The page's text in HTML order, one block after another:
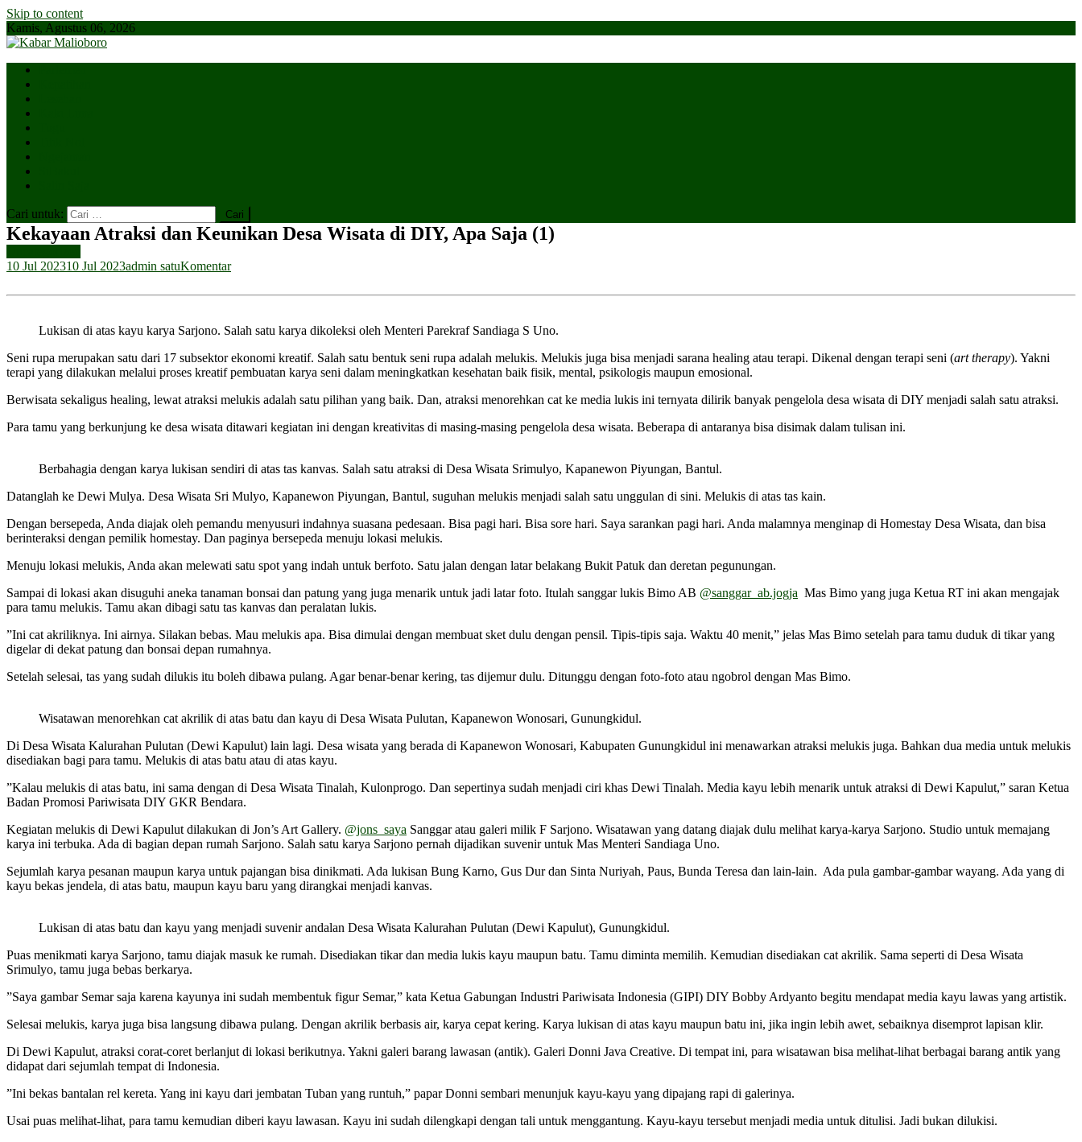
Skip to content
Kamis, Agustus 06, 2026
Cari untuk:
Kekayaan Atraksi dan Keunikan Desa Wisata di DIY, Apa Saja (1)
10 Jul 202310 Jul 2023admin satuKomentar
Lukisan di atas kayu karya Sarjono. Salah satu karya dikoleksi oleh Menteri Parekraf Sandiaga S Uno.
Seni rupa merupakan satu dari 17 subsektor ekonomi kreatif. Salah satu bentuk seni rupa adalah melukis. Melukis juga bisa menjadi sarana healing atau terapi. Dikenal dengan terapi seni (art therapy). Yakni
terapi yang dilakukan melalui proses kreatif pembuatan karya seni dalam meningkatkan kesehatan baik fisik, mental, psikologis maupun emosional.
Berwisata sekaligus healing, lewat atraksi melukis adalah satu pilihan yang baik. Dan, atraksi menorehkan cat ke media lukis ini ternyata dilirik banyak pengelola desa wisata di DIY menjadi salah satu atraksi.
Para tamu yang berkunjung ke desa wisata ditawari kegiatan ini dengan kreativitas di masing-masing pengelola desa wisata. Beberapa di antaranya bisa disimak dalam tulisan ini.
Berbahagia dengan karya lukisan sendiri di atas tas kanvas. Salah satu atraksi di Desa Wisata Srimulyo, Kapanewon Piyungan, Bantul.
Datanglah ke Dewi Mulya. Desa Wisata Sri Mulyo, Kapanewon Piyungan, Bantul, suguhan melukis menjadi salah satu unggulan di sini. Melukis di atas tas kain.
Dengan bersepeda, Anda diajak oleh pemandu menyusuri indahnya suasana pedesaan. Bisa pagi hari. Bisa sore hari. Saya sarankan pagi hari. Anda malamnya menginap di Homestay Desa Wisata, dan bisa
berinteraksi dengan pemilik homestay. Dan paginya bersepeda menuju lokasi melukis.
Menuju lokasi melukis, Anda akan melewati satu spot yang indah untuk berfoto. Satu jalan dengan latar belakang Bukit Patuk dan deretan pegunungan.
Sampai di lokasi akan disuguhi aneka tanaman bonsai dan patung yang juga menarik untuk jadi latar foto. Itulah sanggar lukis Bimo AB @sanggar_ab.jogja Mas Bimo yang juga Ketua RT ini akan mengajak
para tamu melukis. Tamu akan dibagi satu tas kanvas dan peralatan lukis.
”Ini cat akriliknya. Ini airnya. Silakan bebas. Mau melukis apa. Bisa dimulai dengan membuat sket dulu dengan pensil. Tipis-tipis saja. Waktu 40 menit,” jelas Mas Bimo setelah para tamu duduk di tikar yang
digelar di dekat patung dan bonsai depan rumahnya.
Setelah selesai, tas yang sudah dilukis itu boleh dibawa pulang. Agar benar-benar kering, tas dijemur dulu. Ditunggu dengan foto-foto atau ngobrol dengan Mas Bimo.
Wisatawan menorehkan cat akrilik di atas batu dan kayu di Desa Wisata Pulutan, Kapanewon Wonosari, Gunungkidul.
Di Desa Wisata Kalurahan Pulutan (Dewi Kapulut) lain lagi. Desa wisata yang berada di Kapanewon Wonosari, Kabupaten Gunungkidul ini menawarkan atraksi melukis juga. Bahkan dua media untuk melukis
disediakan bagi para tamu. Melukis di atas batu atau di atas kayu.
”Kalau melukis di atas batu, ini sama dengan di Desa Wisata Tinalah, Kulonprogo. Dan sepertinya sudah menjadi ciri khas Dewi Tinalah. Media kayu lebih menarik untuk atraksi di Dewi Kapulut,” saran Ketua
Badan Promosi Pariwisata DIY GKR Bendara.
Kegiatan melukis di Dewi Kapulut dilakukan di Jon’s Art Gallery. @jons_saya Sanggar atau galeri milik F Sarjono. Wisatawan yang datang diajak dulu melihat karya-karya Sarjono. Studio untuk memajang
karya ini terbuka. Ada di bagian depan rumah Sarjono. Salah satu karya Sarjono pernah dijadikan suvenir untuk Mas Menteri Sandiaga Uno.
Sejumlah karya pesanan maupun karya untuk pajangan bisa dinikmati. Ada lukisan Bung Karno, Gus Dur dan Sinta Nuriyah, Paus, Bunda Teresa dan lain-lain. Ada pula gambar-gambar wayang. Ada yang di
kayu bekas jendela, di atas batu, maupun kayu baru yang dirangkai menjadi kanvas.
Lukisan di atas batu dan kayu yang menjadi suvenir andalan Desa Wisata Kalurahan Pulutan (Dewi Kapulut), Gunungkidul.
Puas menikmati karya Sarjono, tamu diajak masuk ke rumah. Disediakan tikar dan media lukis kayu maupun batu. Tamu diminta memilih. Kemudian disediakan cat akrilik. Sama seperti di Desa Wisata
Srimulyo, tamu juga bebas berkarya.
”Saya gambar Semar saja karena kayunya ini sudah membentuk figur Semar,” kata Ketua Gabungan Industri Pariwisata Indonesia (GIPI) DIY Bobby Ardyanto begitu mendapat media kayu lawas yang artistik.
Selesai melukis, karya juga bisa langsung dibawa pulang. Dengan akrilik berbasis air, karya cepat kering. Karya lukisan di atas kayu maupun batu ini, jika ingin lebih awet, sebaiknya disemprot lapisan klir.
Di Dewi Kapulut, atraksi corat-coret berlanjut di lokasi berikutnya. Yakni galeri barang lawasan (antik). Galeri Donni Java Creative. Di tempat ini, para wisatawan bisa melihat-lihat berbagai barang antik yang
didapat dari sejumlah tempat di Indonesia.
”Ini bekas bantalan rel kereta. Yang ini kayu dari jembatan Tuban yang runtuh,” papar Donni sembari menunjuk kayu-kayu yang dipajang rapi di galerinya.
Usai puas melihat-lihat, para tamu kemudian diberi kayu lawasan. Kayu ini sudah dilengkapi dengan tali untuk menggantung. Kayu-kayu tersebut menjadi media untuk ditulisi. Jadi bukan dilukisi.